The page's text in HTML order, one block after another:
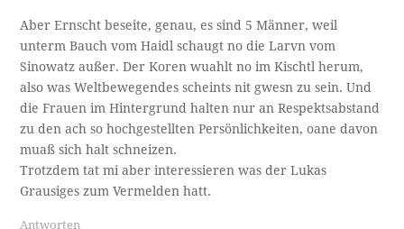
Aber Ernscht beseite, genau, es sind 5 Männer, weil
unterm Bauch vom Haidl schaugt no die Larvn vom
Sinowatz außer. Der Koren wuahlt no im Kischtl herum,
also was Weltbewegendes scheints nit gwesn zu sein. Und
die Frauen im Hintergrund halten nur an Respektsabstand
zu den ach so hochgestellten Persönlichkeiten, oane davon
muaß sich halt schneizen.
Trotzdem tat mi aber interessieren was der Lukas
Grausiges zum Vermelden hatt.
Antworten